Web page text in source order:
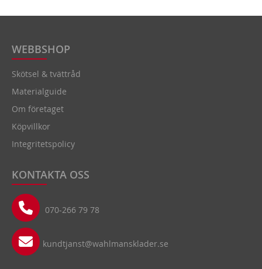
WEBBSHOP
Skötsel & tvättråd
Materialguide
Om företaget
Köpvillkor
Integritetspolicy
KONTAKTA OSS
070-266 79 78
kundtjanst@wahlmansklader.se